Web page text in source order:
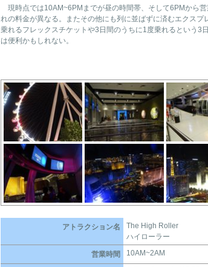
現時点では10AM~6PMまでが昼の時間帯、そして6PMから
れの料金が異なる。またその他にも列に並ばずに済むエクス
乗れるフレックスチケットや3日間のうちに1度乗れるという3
は便利かもしれない。
アトラクション名
The High Roller
ハイローラー
営業時間 10AM~2AM